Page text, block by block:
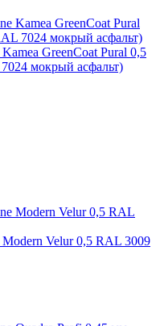
GreenCoat Pural 0,5
мокрый асфальт)
Velur 0,5 RAL 3009